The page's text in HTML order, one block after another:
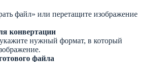
файл» или перетащите изображение
конвертации
нужный формат, в который
файла